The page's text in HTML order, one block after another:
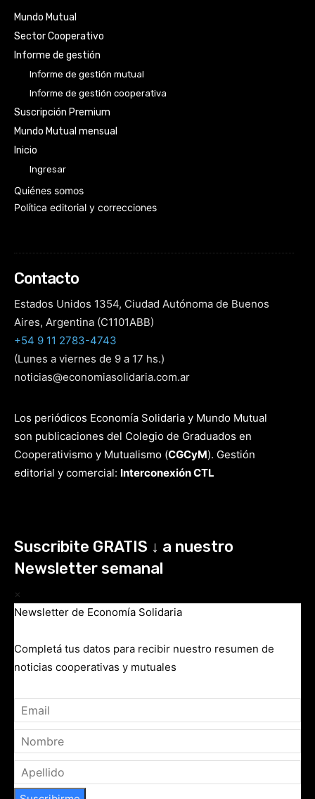
Mundo Mutual
Sector Cooperativo
Informe de gestión
Informe de gestión mutual
Informe de gestión cooperativa
Suscripción Premium
Mundo Mutual mensual
Inicio
Ingresar
Quiénes somos
Política editorial y correcciones
Contacto
Estados Unidos 1354, Ciudad Autónoma de Buenos
Aires, Argentina (C1101ABB)
+54 9 11 2783-4743
(Lunes a viernes de 9 a 17 hs.)
noticias@economiasolidaria.com.ar
Los periódicos Economía Solidaria y Mundo Mutual
son publicaciones del Colegio de Graduados en
Cooperativismo y Mutualismo (CGCyM). Gestión
editorial y comercial: Interconexión CTL
Suscribite GRATIS ↓ a nuestro
Newsletter semanal
×
Newsletter de Economía Solidaria
Completá tus datos para recibir nuestro resumen de
noticias cooperativas y mutuales